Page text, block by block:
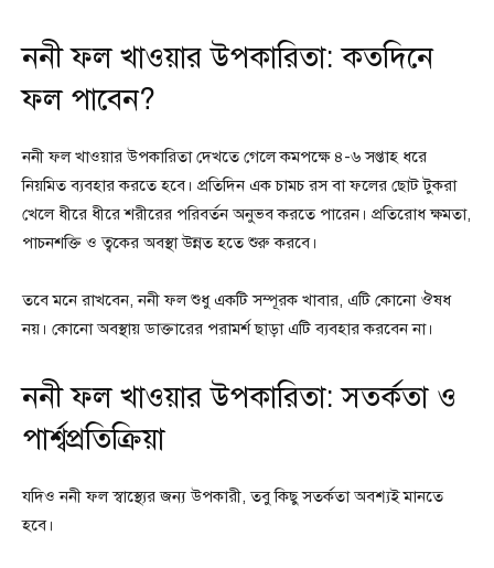
ননী ফল খাওয়ার উপকারিতা: কতদিনে
ফল পাবেন?
ননী ফল খাওয়ার উপকারিতা দেখতে গেলে কমপক্ষে ৪-৬ সপ্তাহ ধরে
নিয়মিত ব্যবহার করতে হবে। প্রতিদিন এক চামচ রস বা ফলের ছোট টুকরা
খেলে ধীরে ধীরে শরীরের পরিবর্তন অনুভব করতে পারেন। প্রতিরোধ ক্ষমতা,
পাচনশক্তি ও ত্বকের অবস্থা উন্নত হতে শুরু করবে।
তবে মনে রাখবেন, ননী ফল শুধু একটি সম্পূরক খাবার, এটি কোনো ঔষধ
নয়। কোনো অবস্থায় ডাক্তারের পরামর্শ ছাড়া এটি ব্যবহার করবেন না।
ননী ফল খাওয়ার উপকারিতা: সতর্কতা ও
পার্শ্বপ্রতিক্রিয়া
যদিও ননী ফল স্বাস্থ্যের জন্য উপকারী, তবু কিছু সতর্কতা অবশ্যই মানতে
হবে।